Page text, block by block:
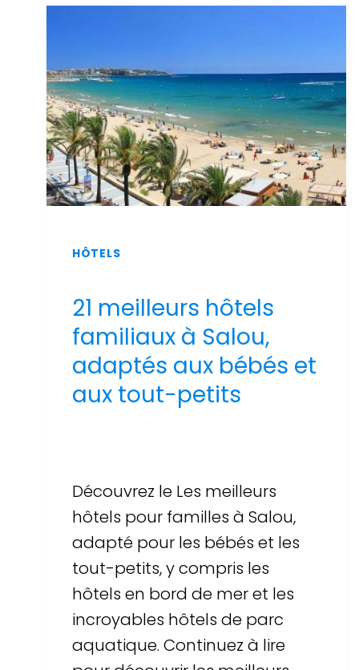
DÉTENTE
HÔTELS
DE
SALOU
AVEC
UN
SPA
AU
MEILLEUR
PRIX
HÔTELS
21 meilleurs hôtels
familiaux à Salou,
adaptés aux bébés et
aux tout-petits
Découvrez le Les meilleurs
hôtels pour familles à Salou,
adapté pour les bébés et les
tout-petits, y compris les
hôtels en bord de mer et les
incroyables hôtels de parc
aquatique. Continuez à lire